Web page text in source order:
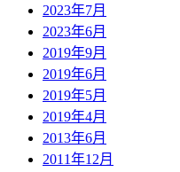
2023年7月
2023年6月
2019年9月
2019年6月
2019年5月
2019年4月
2013年6月
2011年12月